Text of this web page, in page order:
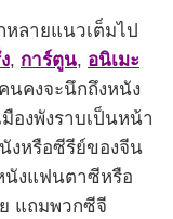
หลายแนวเต็มไป
, การ์ตูน, อนิเมะ
คงจะนึกถึงหนัง
องพังราบเป็นหน้า
งหรือซีรีย์ของจีน
นังแฟนตาซีหรือ
แถมพวกซีจี